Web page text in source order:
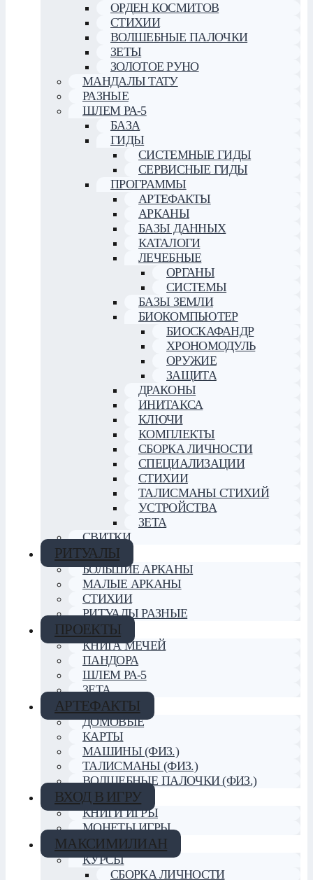
ОРДЕН КОСМИТОВ
СТИХИИ
ВОЛШЕБНЫЕ ПАЛОЧКИ
ЗЕТЫ
ЗОЛОТОЕ РУНО
МАНДАЛЫ ТАТУ
РАЗНЫЕ
ШЛЕМ РА-5
БАЗА
ГИДЫ
СИСТЕМНЫЕ ГИДЫ
СЕРВИСНЫЕ ГИДЫ
ПРОГРАММЫ
АРТЕФАКТЫ
АРКАНЫ
БАЗЫ ДАННЫХ
КАТАЛОГИ
ЛЕЧЕБНЫЕ
ОРГАНЫ
СИСТЕМЫ
БАЗЫ ЗЕМЛИ
БИОКОМПЬЮТЕР
БИОСКАФАНДР
ХРОНОМОДУЛЬ
ОРУЖИЕ
ЗАЩИТА
ДРАКОНЫ
ИНИТАКСА
КЛЮЧИ
КОМПЛЕКТЫ
СБОРКА ЛИЧНОСТИ
СПЕЦИАЛИЗАЦИИ
СТИХИИ
ТАЛИСМАНЫ СТИХИЙ
УСТРОЙСТВА
ЗЕТА
СВИТКИ
РИТУАЛЫ
БОЛЬШИЕ АРКАНЫ
МАЛЫЕ АРКАНЫ
СТИХИИ
РИТУАЛЫ РАЗНЫЕ
ПРОЕКТЫ
КНИГА МЕЧЕЙ
ПАНДОРА
ШЛЕМ РА-5
ЗЕТА
АРТЕФАКТЫ
ДОМОВЫЕ
КАРТЫ
МАШИНЫ (ФИЗ.)
ТАЛИСМАНЫ (ФИЗ.)
ВОЛШЕБНЫЕ ПАЛОЧКИ (ФИЗ.)
ВХОД В ИГРУ
КНИГИ ИГРЫ
МОНЕТЫ ИГРЫ
МАКСИМИЛИАН
КУРСЫ
СБОРКА ЛИЧНОСТИ